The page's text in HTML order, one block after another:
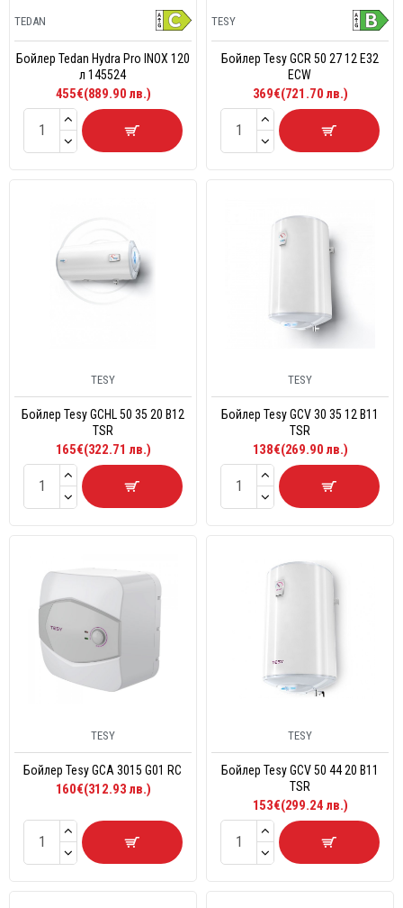
TEDAN
Бойлер Tedan Hydra Pro INOX 120
л 145524
455€(889.90 лв.)
TESY
Бойлер Tesy GCR 50 27 12 E32
ECW
369€(721.70 лв.)
TESY
Бойлер Tesy GCHL 50 35 20 B12
TSR
165€(322.71 лв.)
TESY
Бойлер Tesy GCV 30 35 12 B11
TSR
138€(269.90 лв.)
TESY
Бойлер Tesy GCA 3015 G01 RC
160€(312.93 лв.)
TESY
Бойлер Tesy GCV 50 44 20 B11
TSR
153€(299.24 лв.)